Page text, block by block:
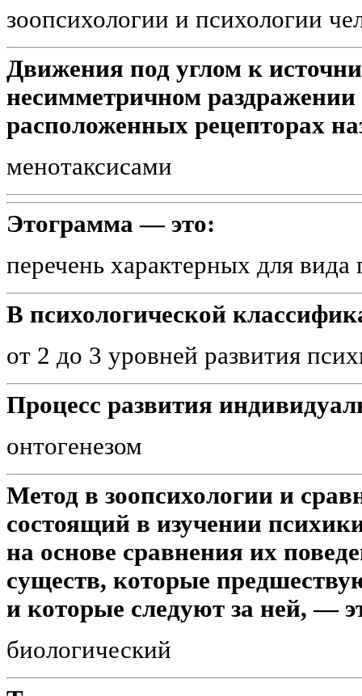
зоопсихологии и психологии
Движения под углом к
несимметричном
расположенных рецепторах
менотаксисами
Этограмма — это:
перечень характерных для вида
В психологической
от 2 до 3 уровней развития
Процесс развития
онтогенезом
Метод в зоопсихологии и
состоящий в изучении
на основе сравнения их
существ, которые
и которые следуют за ней, —
биологический